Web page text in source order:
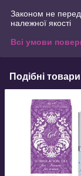
Законом не
належної якості
Всі умови
Подібні